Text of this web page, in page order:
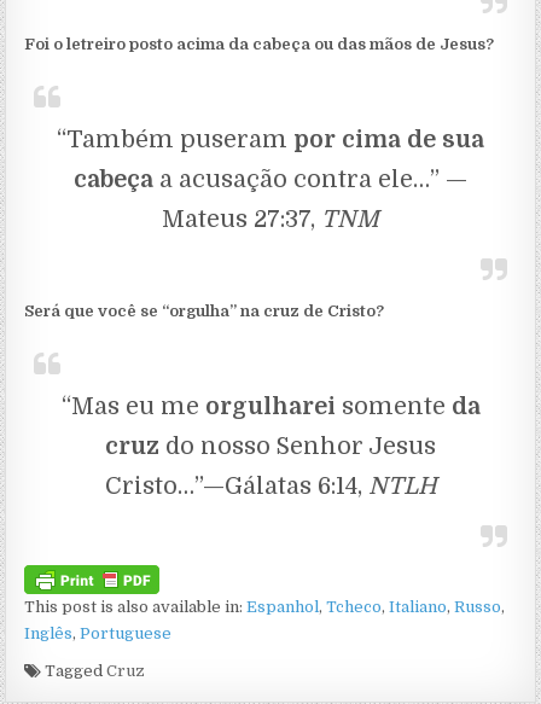
Foi o letreiro posto acima da cabeça ou das mãos de Jesus?
“Também puseram por cima de sua
cabeça a acusação contra ele…” —
Mateus 27:37, TNM
Será que você se “orgulha” na cruz de Cristo?
“Mas eu me orgulharei somente da
cruz do nosso Senhor Jesus
Cristo…”—Gálatas 6:14, NTLH
This post is also available in:Espanhol Tcheco Italiano Russo
Inglês Portuguese
TaggedCruz